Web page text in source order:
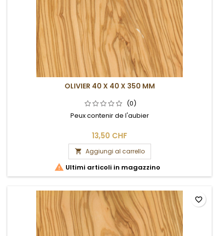
OLIVIER 40 X 40 X 350 MM
(0)
Peux contenir de l'aubier
13,50 CHF
 Aggiungi al carrello
 Ultimi articoli in magazzino
favorite_border